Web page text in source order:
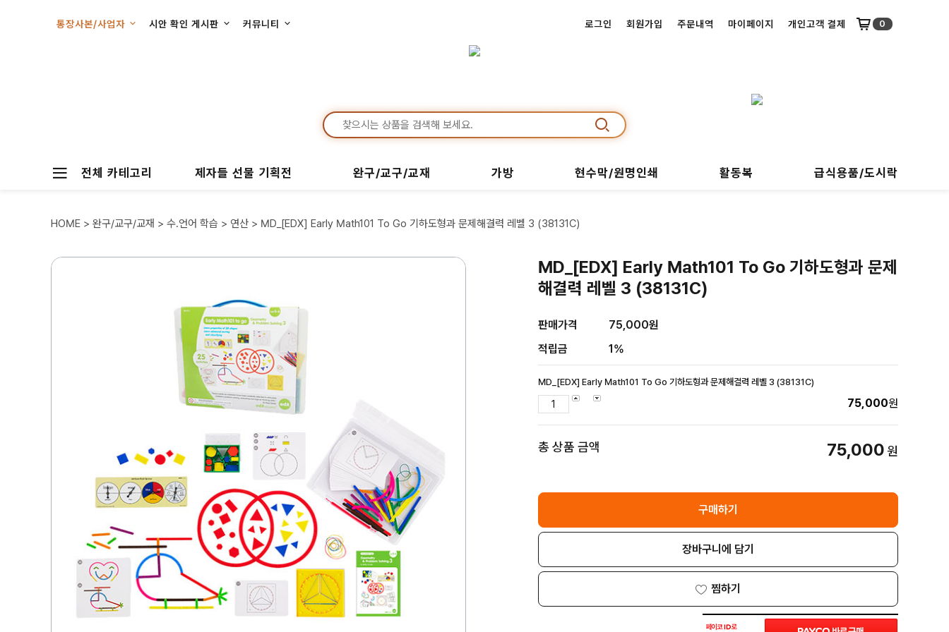
통장사본/사업자 시안 확인 게시판 커뮤니티 로그인 회원가입 주문내역 마이페이지 개인고객 결제 0
전체 카테고리 제자들 선물 기획전 완구/교구/교재 가방 현수막/원명인쇄 활동복 급식용품/도시락
HOME > 완구/교구/교재 > 수.언어 학습 > 연산 > MD_[EDX] Early Math101 To Go 기하도형과 문제해결력 레벨 3 (38131C)
MD_[EDX] Early Math101 To Go 기하도형과 문제
해결력 레벨 3 (38131C)
판매가격 75,000원
적립금
1%
MD_[EDX] Early Math101 To Go 기하도형과 문제해결력 레벨 3 (38131C)
75,000원
총 상품 금액 75,000원
구매하기
장바구니에 담기
찜하기